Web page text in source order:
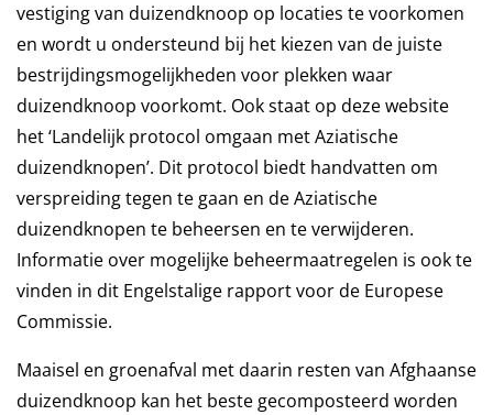
vestiging van duizendknoop op locaties te voorkomen
en wordt u ondersteund bij het kiezen van de juiste
bestrijdingsmogelijkheden voor plekken waar
duizendknoop voorkomt. Ook staat op deze website
het ‘Landelijk protocol omgaan met Aziatische
duizendknopen’. Dit protocol biedt handvatten om
verspreiding tegen te gaan en de Aziatische
duizendknopen te beheersen en te verwijderen.
Informatie over mogelijke beheermaatregelen is ook te
vinden in dit Engelstalige rapport voor de Europese
Commissie.
Maaisel en groenafval met daarin resten van Afghaanse
duizendknoop kan het beste gecomposteerd worden